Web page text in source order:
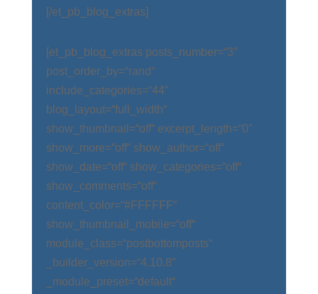
[/et_pb_blog_extras]
[et_pb_blog_extras posts_number=“3″
post_order_by=“rand“
include_categories=“44″
blog_layout=“full_width“
show_thumbnail=“off“ excerpt_length=“0″
show_more=“off“ show_author=“off“
show_date=“off“ show_categories=“off“
show_comments=“off“
content_color=“#FFFFFF“
show_thumbnail_mobile=“off“
module_class=“postbottomposts“
_builder_version=“4.10.8″
_module_preset=“default“